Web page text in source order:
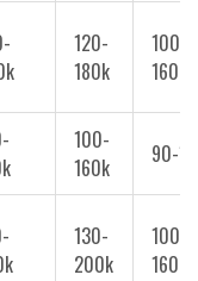
120-
180k
100-
160k
100-
160k
90-
130-
200k
100-
160k